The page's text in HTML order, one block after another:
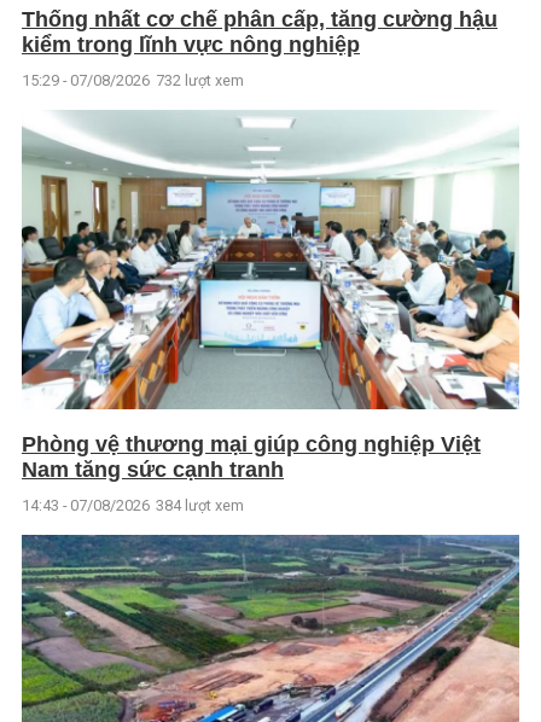
Thống nhất cơ chế phân cấp, tăng cường hậu
kiểm trong lĩnh vực nông nghiệp
15:29 - 07/08/2026 732 lượt xem
Phòng vệ thương mại giúp công nghiệp Việt
Nam tăng sức cạnh tranh
14:43 - 07/08/2026 384 lượt xem